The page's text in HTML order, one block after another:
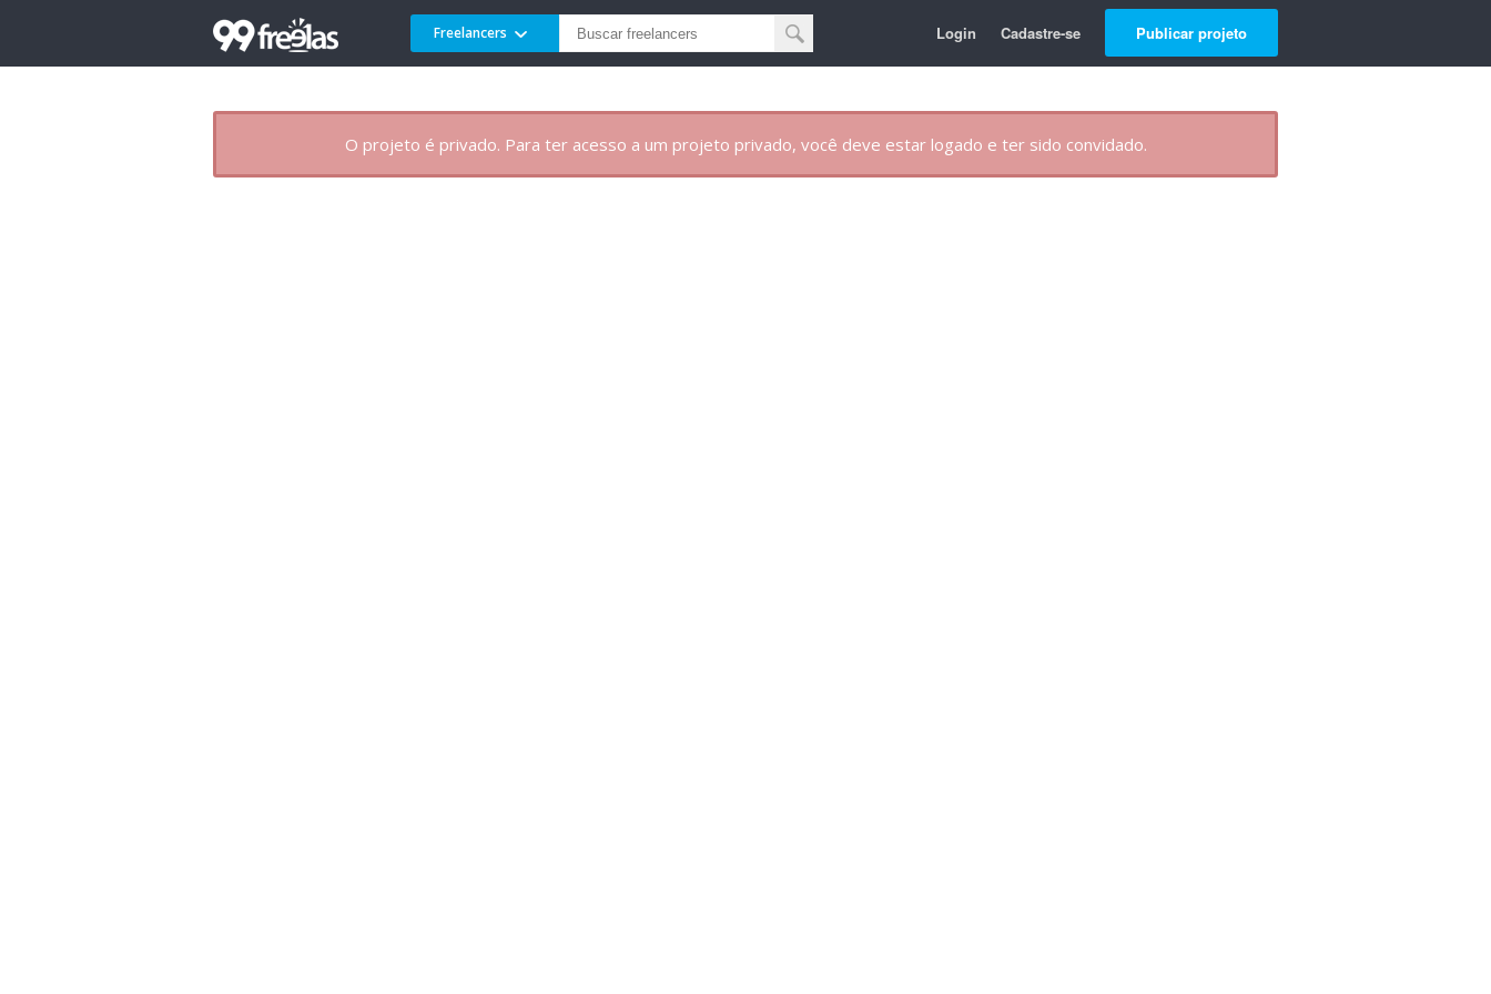
Freelancers Login Cadastre-se Publicar projeto
O projeto é privado. Para ter acesso a um projeto privado, você deve estar logado e ter sido convidado.